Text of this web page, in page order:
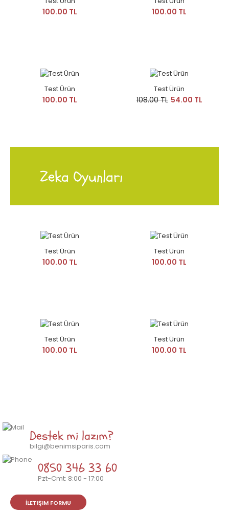
100.00 TL 100.00 TL
Test Ürün
100.00 TL
Test Ürün
108.00 TL 54.00 TL
Zeka Oyunları
Test Ürün
100.00 TL
Test Ürün
100.00 TL
Test Ürün
100.00 TL
Test Ürün
100.00 TL
Destek mi lazım?
bilgi@benimsiparis.com
0850 346 33 60
Pzt-Cmt: 8:00 - 17:00
İLETIŞIM FORMU